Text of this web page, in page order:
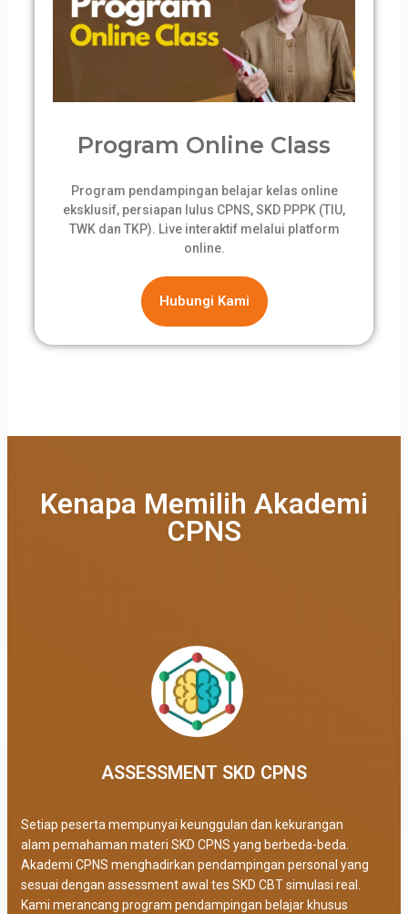
Program Online Class
Program pendampingan belajar kelas online
eksklusif, persiapan lulus CPNS, SKD PPPK (TIU,
TWK dan TKP). Live interaktif melalui platform
online.
Hubungi Kami
Kenapa Memilih Akademi
CPNS
ASSESSMENT SKD CPNS
Setiap peserta mempunyai keunggulan dan kekurangan
alam pemahaman materi SKD CPNS yang berbeda-beda.
Akademi CPNS menghadirkan pendampingan personal yang
sesuai dengan assessment awal tes SKD CBT simulasi real.
Kami merancang program pendampingan belajar khusus